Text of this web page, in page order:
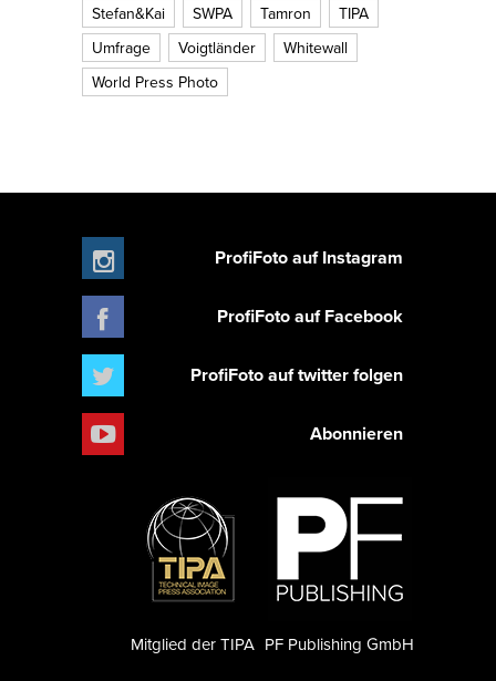
Stefan&Kai
SWPA Tamron
TIPA
Umfrage
Voigtländer
Whitewall
World Press Photo
ProfiFoto auf Instagram
ProfiFoto auf Facebook
ProfiFoto auf twitter folgen
Abonnieren
PF Publishing GmbH
Mitglied der TIPA